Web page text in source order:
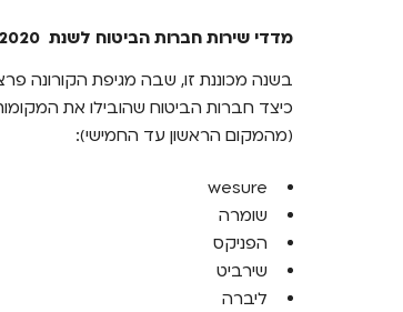
מדדי שירות חברות הביטוח לשנת 2020
בשנה מכוננת זו, שבה מגיפת הקורונה
כיצד חברות הביטוח שהובילו את
(מהמקום הראשון עד החמישי):
wesure
שומרה
הפניקס
שירביט
ליברה